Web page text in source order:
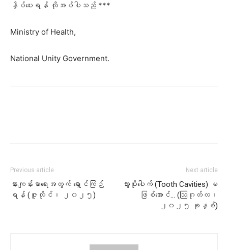
နှိပ်ပေးရန် လိုအပ်ပါသည် ***
Ministry of Health,
National Unity Government.
Previous article
နားကျန်းမာရေးအတွက် ရှောင်ကြဉ်
ရန် (ဇူလိုင်၊ ၂၀၂၅)
Next article
သွားပိုးပေါက် (Tooth Cavities) မ
ဖြစ်အောင်… (ဩဂုတ်လ၊
၂၀၂၅ ခုနှစ်)